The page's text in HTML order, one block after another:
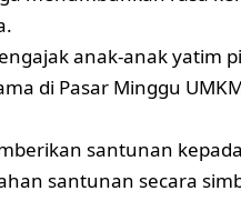
anak-anak yatim
di Pasar Minggu
santunan
santunan secara